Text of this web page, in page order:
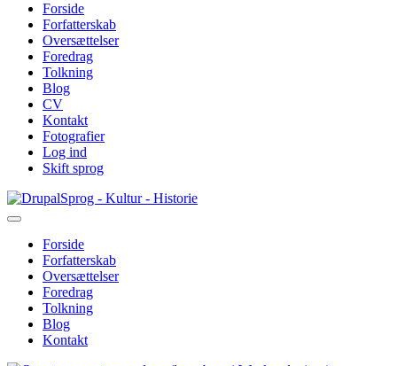
Forside
Forfatterskab
Oversættelser
Foredrag
Tolkning
Blog
CV
Kontakt
Fotografier
Log ind
Skift sprog
Gå
til
Sprog - Kultur - Historie
Primær
navigation
Forside
Forfatterskab
Oversættelser
Foredrag
Tolkning
Blog
Kontakt